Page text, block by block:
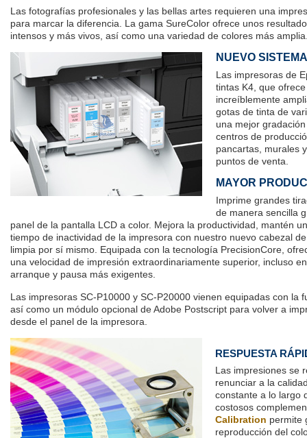
Las fotografías profesionales y las bellas artes requieren una
para marcar la diferencia. La gama SureColor ofrece unos
intensos y más vivos, así como una variedad de colores más
NUEVO
Las impresoras de
tintas K4, que
increíblemente
gotas de tinta de
una mejor
centros de
pancartas, murales
puntos de venta.
MAYOR
Imprime grandes
de manera sencilla
panel de la pantalla LCD a color. Mejora la productividad, mantén
tiempo de inactividad de la impresora con nuestro nuevo cabezal
limpia por sí mismo. Equipada con la tecnología PrecisionCore,
una velocidad de impresión extraordinariamente superior, incluso
arranque y pausa más exigentes.
Las impresoras SC-P10000 y SC-P20000 vienen equipadas con la
así como un módulo opcional de Adobe Postscript para volver a
desde el panel de la impresora.
RESPUESTA
Las impresiones se
renunciar a la
constante a lo largo
costosos
Calibration permite
reproducción del